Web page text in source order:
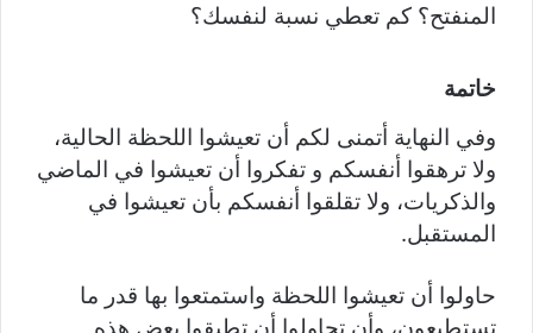
المنفتح؟ كم تعطي نسبة لنفسك؟
خاتمة
وفي النهاية أتمنى لكم أن تعيشوا اللحظة الحالية،
ولا ترهقوا أنفسكم و تفكروا أن تعيشوا في الماضي
والذكريات، ولا تقلقوا أنفسكم بأن تعيشوا في
المستقبل.
حاولوا أن تعيشوا اللحظة واستمتعوا بها قدر ما